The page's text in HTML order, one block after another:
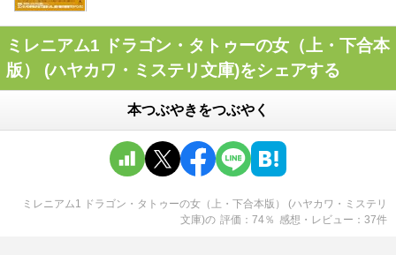
ミレニアム1 ドラゴン・タトゥーの女（上・下合本
版） (ハヤカワ・ミステリ文庫)をシェアする
本つぶやきをつぶやく
ミレニアム1 ドラゴン・タトゥーの女（上・下合本版） (ハヤカワ・ミステリ
文庫)の 評価 74％ 感想・レビュー 37件